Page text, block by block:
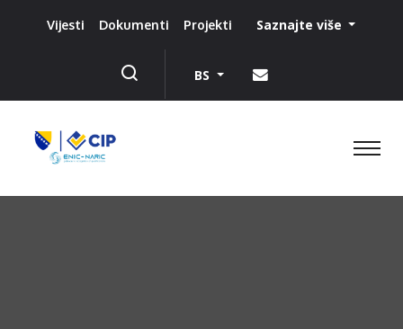
Vijesti Dokumenti Projekti Saznajte više
BS